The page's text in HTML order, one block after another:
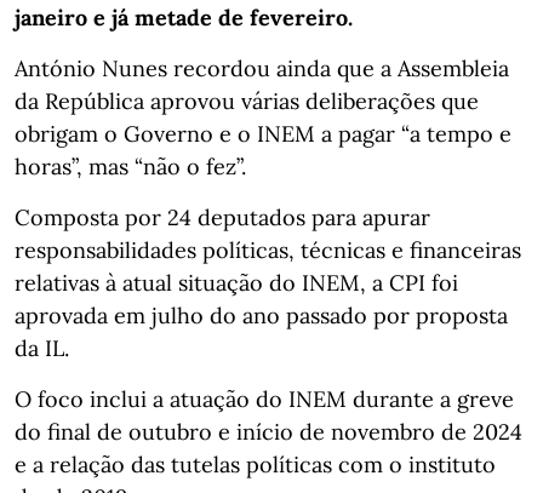
janeiro e já metade de fevereiro.
António Nunes recordou ainda que a Assembleia
da República aprovou várias deliberações que
obrigam o Governo e o INEM a pagar “a tempo e
horas”, mas “não o fez”.
Composta por 24 deputados para apurar
responsabilidades políticas, técnicas e financeiras
relativas à atual situação do INEM, a CPI foi
aprovada em julho do ano passado por proposta
da IL.
O foco inclui a atuação do INEM durante a greve
do final de outubro e início de novembro de 2024
e a relação das tutelas políticas com o instituto